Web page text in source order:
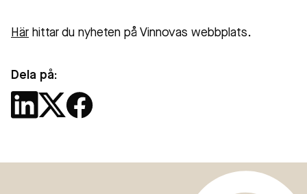
Här hittar du nyheten på Vinnovas webbplats.
Dela på: